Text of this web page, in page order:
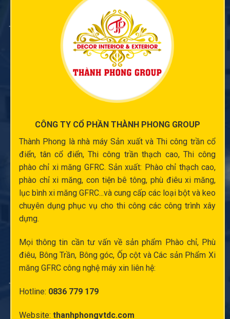
CÔNG TY CỔ PHẦN THÀNH PHONG GROUP
Thành Phong là nhà máy Sản xuất và Thi công trần cổ
điển, tân cổ điển,Thi công trần thạch cao,Thi công
phào chỉ xi măng GFRC. Sản xuất: Phào chỉ thạch cao,
phào chỉ xi măng, con tiện bê tông, phù điêu xi măng,
lục bình xi măng GFRC...và cung cấp các loại bột và keo
chuyên dụng phục vụ cho thi công các công trình xây
dựng.
Mọi thông tin cần tư vấn về sản phẩm Phào chỉ, Phù
điêu, Bông Trần, Bông góc, Ốp cột và Các sản Phẩm Xi
măng GFRC công nghệ máy xin liên hệ:
Hotline: 0836 779 179
Website: thanhphongvtdc.com